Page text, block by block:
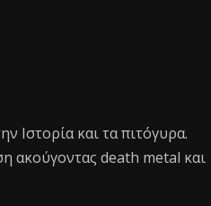
Ιστορία και τα πιτόγυρα.
ακούγοντας death metal και